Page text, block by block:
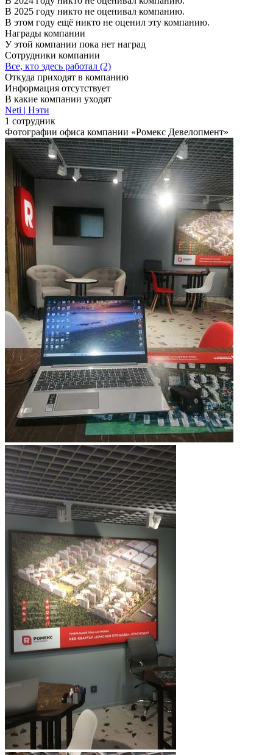
В 2025 году никто не оценивал компанию.
В этом году ещё никто не оценил эту компанию.
Награды компании
У этой компании пока нет наград
Сотрудники компании
Все, кто здесь работал (2)
Откуда приходят в компанию
Информация отсутствует
В какие компании уходят
Neti | Нэти
1 сотрудник
Фотографии офиса компании «Ромекс Девелопмент»